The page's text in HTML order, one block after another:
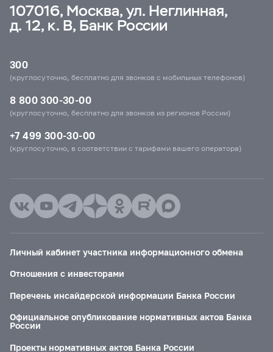
107016, Москва, ул. Неглинная,
д. 12, к. В, Банк России
300
(круглосуточно, бесплатно для звонков с мобильных телефонов)
8 800 300-30-00
(круглосуточно, бесплатно для звонков из регионов России)
+7 499 300-30-00
(круглосуточно, в соответствии с тарифами вашего оператора)
Личный кабинет участника информационного обмена
Отношения с инвесторами
Перечень инсайдерской информации Банка России
Официальное опубликование нормативных актов Банка
России
Проекты нормативных актов Банка России